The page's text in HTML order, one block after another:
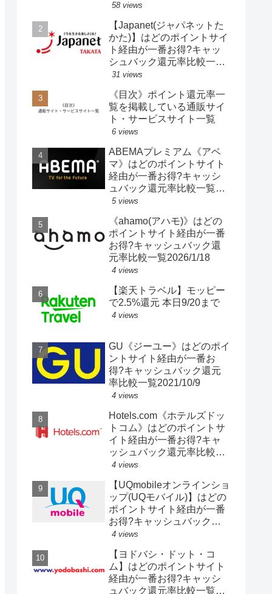
58 views
【Japanet(ジャパネットた
かた)】はどのポイントサイ
ト経由が一番お得?キャッ
シュバック還元率比較一覧
2025/10/25
31 views
《目次》ポイント還元率一
覧を掲載している通販サイ
ト・サービスサイト一覧
6 views
ABEMAプレミアム《アベ
マ》はどのポイントサイト
経由が一番お得?キャッシ
ュバック還元率比較一覧
2021/10/10
5 views
《ahamo(アハモ)》はどの
ポイントサイト経由が一番
お得?キャッシュバック還
元率比較一覧2026/1/18
4 views
【楽天トラベル】モッピー
で2.5%還元 本日9/20まで
4 views
GU《ジーユー》はどのポイ
ントサイト経由が一番お
得?キャッシュバック還元
率比較一覧2021/10/9
4 views
Hotels.com《ホテルズドッ
トコム》はどのポイントサ
イト経由が一番お得?キャ
ッシュバック還元率比較一
覧2020/4/19
4 views
【UQmobileオンラインショ
ップ(UQモバイル)】はどの
ポイントサイト経由が一番
お得?キャッシュバック還
元率比較一覧2020/4/18
4 views
【ヨドバシ・ドット・コ
ム】はどのポイントサイト
経由が一番お得?キャッシ
ュバック還元率比較一覧